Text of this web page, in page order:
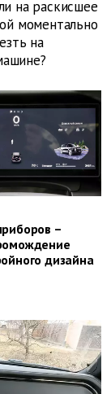
на раскисшее
моментально
на
–
дизайна